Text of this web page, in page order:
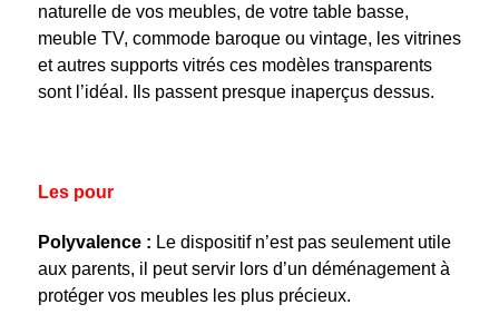
naturelle de vos meubles, de votre table basse,
meuble TV, commode baroque ou vintage, les vitrines
et autres supports vitrés ces modèles transparents
sont l’idéal. Ils passent presque inaperçus dessus.
Les pour
Polyvalence : Le dispositif n’est pas seulement utile
aux parents, il peut servir lors d’un déménagement à
protéger vos meubles les plus précieux.